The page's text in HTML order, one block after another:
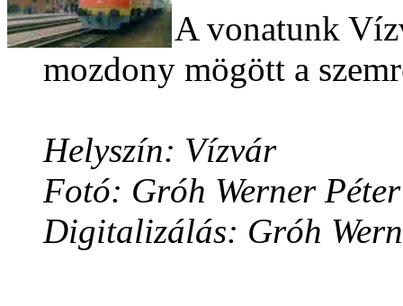
A vonatunk
mozdony mögött a
Helyszín: Vízvár
Fotó: Gróh Werner Péter
Digitalizálás: Gróh